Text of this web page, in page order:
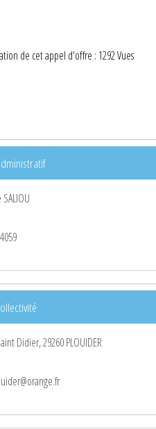
de cet appel d'offre : 1292 Vues
Didier, 29260 PLOUIDER